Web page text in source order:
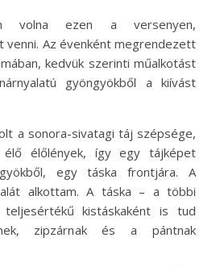
volna ezen a versenyen,
Az évenként megrendezett
kedvük szerinti műalkotást
gyöngyökből a kiívást
a sonora-sivatagi táj szépsége,
élő élőlények, így egy tájképet
egy táska frontjára. A
alkottam. A táska – a többi
teljesértékű kistáskaként is tud
zipzárnak és a pántnak